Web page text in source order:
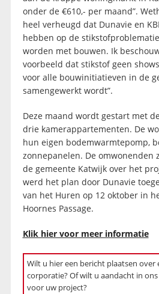
onder de €610,- per maand”.
heel verheugd dat Dunavie en
hebben op de
worden met bouwen. Ik
voorbeeld dat stikstof geen
voor alle bouwinitiatieven in de
samengewerkt wordt”.
Deze maand wordt gestart met
drie kamerappartementen. De
hun eigen bodemwarmtepomp,
zonnepanelen. De omwonenden
de gemeente Katwijk over het
werd het plan door Dunavie
van het Huren op 12 oktober in
Hoornes Passage.
Klik hier voor meer informatie
Wilt u hier een bericht plaatsen over
corporatie? Of wilt u aandacht in
voor uw project?